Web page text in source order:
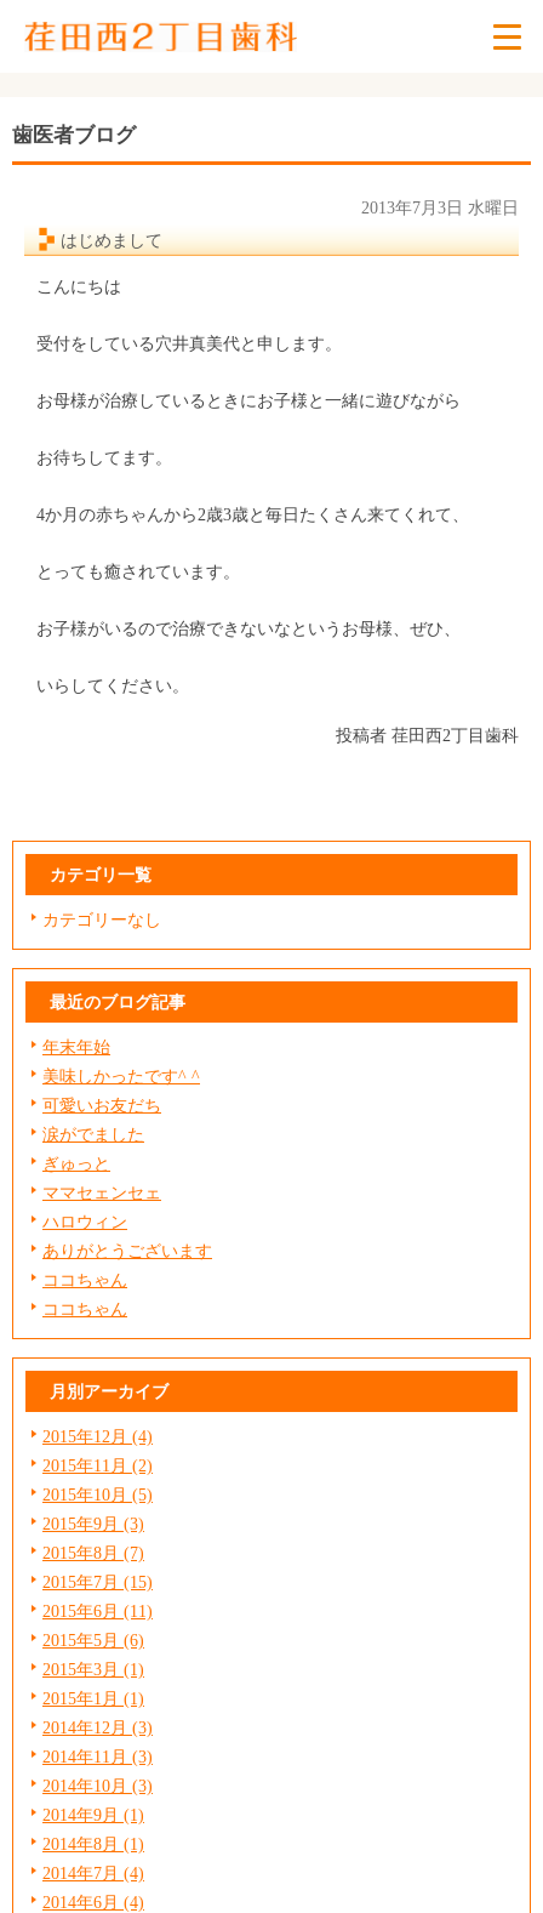
歯医者ブログ
2013年7月3日 水曜日
はじめまして
こんにちは
受付をしている穴井真美代と申します。
お母様が治療しているときにお子様と一緒に遊びながら
お待ちしてます。
4か月の赤ちゃんから2歳3歳と毎日たくさん来てくれて、
とっても癒されています。
お子様がいるので治療できないなというお母様、ぜひ、
いらしてください。
投稿者 荏田西2丁目歯科
カテゴリ一覧
カテゴリーなし
最近のブログ記事
年末年始
美味しかったです^ ^
可愛いお友だち
涙がでました
ぎゅっと
ママセェンセェ
ハロウィン
ありがとうございます
ココちゃん
ココちゃん
月別アーカイブ
2015年12月 (4)
2015年11月 (2)
2015年10月 (5)
2015年9月 (3)
2015年8月 (7)
2015年7月 (15)
2015年6月 (11)
2015年5月 (6)
2015年3月 (1)
2015年1月 (1)
2014年12月 (3)
2014年11月 (3)
2014年10月 (3)
2014年9月 (1)
2014年8月 (1)
2014年7月 (4)
2014年6月 (4)